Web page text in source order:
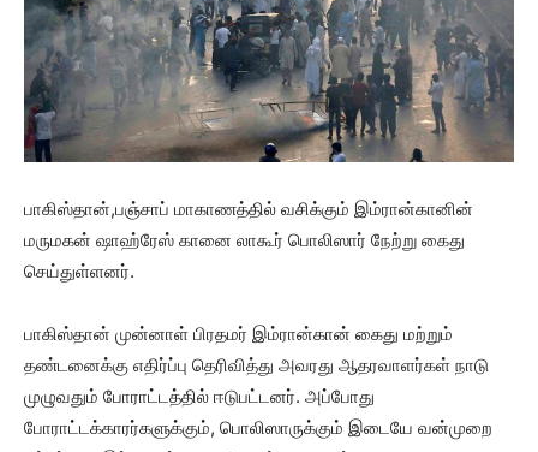
பாகிஸ்தான்,பஞ்சாப் மாகாணத்தில் வசிக்கும் இம்ரான்கானின்
மருமகன் ஷாஹ்ரேஸ் கானை லாகூர் பொலிஸார் நேற்று கைது
செய்துள்ளனர்.
பாகிஸ்தான் முன்னாள் பிரதமர் இம்ரான்கான் கைது மற்றும்
தண்டனைக்கு எதிர்ப்பு தெரிவித்து அவரது ஆதரவாளர்கள் நாடு
முழுவதும் போராட்டத்தில் ஈடுபட்டனர். அப்போது
போராட்டக்காரர்களுக்கும், பொலிஸாருக்கும் இடையே வன்முறை